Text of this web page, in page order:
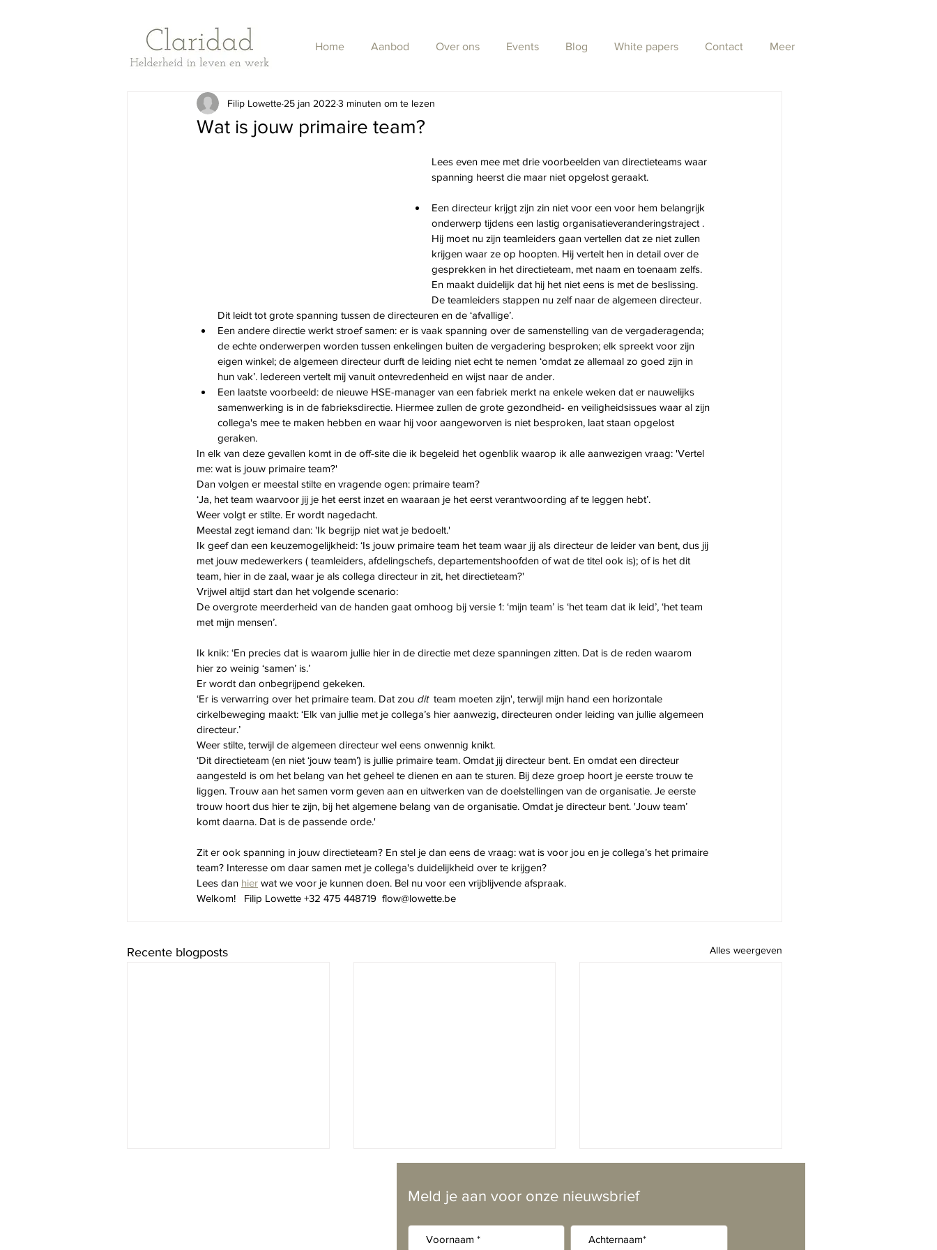
Home Aanbod Over ons Events Blog White papers Contact Meer
Wat is jouw primaire team?
Filip Lowette 25 jan 2022 3 minuten om te lezen
Lees even mee met drie voorbeelden van directieteams waar
spanning heerst die maar niet opgelost geraakt.
Een directeur krijgt zijn zin niet voor een voor hem belangrijk
onderwerp tijdens een lastig organisatieveranderingstraject .
Hij moet nu zijn teamleiders gaan vertellen dat ze niet zullen
krijgen waar ze op hoopten. Hij vertelt hen in detail over de
gesprekken in het directieteam, met naam en toenaam zelfs.
En maakt duidelijk dat hij het niet eens is met de beslissing.
De teamleiders stappen nu zelf naar de algemeen directeur.
Dit leidt tot grote spanning tussen de directeuren en de ‘afvallige’.
Een andere directie werkt stroef samen: er is vaak spanning over de samenstelling van de vergaderagenda;
de echte onderwerpen worden tussen enkelingen buiten de vergadering besproken; elk spreekt voor zijn
eigen winkel; de algemeen directeur durft de leiding niet echt te nemen ‘omdat ze allemaal zo goed zijn in
hun vak’. Iedereen vertelt mij vanuit ontevredenheid en wijst naar de ander.
Een laatste voorbeeld: de nieuwe HSE-manager van een fabriek merkt na enkele weken dat er nauwelijks
samenwerking is in de fabrieksdirectie. Hiermee zullen de grote gezondheid- en veiligheidsissues waar al zijn
collega's mee te maken hebben en waar hij voor aangeworven is niet besproken, laat staan opgelost
geraken.
In elk van deze gevallen komt in de off-site die ik begeleid het ogenblik waarop ik alle aanwezigen vraag: 'Vertel
me: wat is jouw primaire team?'
Dan volgen er meestal stilte en vragende ogen: primaire team?
‘Ja, het team waarvoor jij je het eerst inzet en waaraan je het eerst verantwoording af te leggen hebt’.
Weer volgt er stilte. Er wordt nagedacht.
Meestal zegt iemand dan: 'Ik begrijp niet wat je bedoelt.'
Ik geef dan een keuzemogelijkheid: ‘Is jouw primaire team het team waar jij als directeur de leider van bent, dus jij
met jouw medewerkers ( teamleiders, afdelingschefs, departementshoofden of wat de titel ook is); of is het dit
team, hier in de zaal, waar je als collega directeur in zit, het directieteam?'
Vrijwel altijd start dan het volgende scenario:
De overgrote meerderheid van de handen gaat omhoog bij versie 1: ‘mijn team’ is ‘het team dat ik leid’, ‘het team
met mijn mensen’.
Ik knik: ‘En precies dat is waarom jullie hier in de directie met deze spanningen zitten. Dat is de reden waarom
hier zo weinig ‘samen’ is.’
Er wordt dan onbegrijpend gekeken.
‘Er is verwarring over het primaire team. Dat zou dit
  team moeten zijn', terwijl mijn hand een horizontale
cirkelbeweging maakt: ‘Elk van jullie met je collega’s hier aanwezig, directeuren onder leiding van jullie algemeen
directeur.’
Weer stilte, terwijl de algemeen directeur wel eens onwennig knikt.
‘Dit directieteam (en niet ‘jouw team’) is jullie primaire team. Omdat jij directeur bent. En omdat een directeur
aangesteld is om het belang van het geheel te dienen en aan te sturen. Bij deze groep hoort je eerste trouw te
liggen. Trouw aan het samen vorm geven aan en uitwerken van de doelstellingen van de organisatie. Je eerste
trouw hoort dus hier te zijn, bij het algemene belang van de organisatie. Omdat je directeur bent. 'Jouw team’
komt daarna. Dat is de passende orde.'
Zit er ook spanning in jouw directieteam? En stel je dan eens de vraag: wat is voor jou en je collega’s het primaire
team? Interesse om daar samen met je collega's duidelijkheid over te krijgen?
Lees dan hier wat we voor je kunnen doen. Bel nu voor een vrijblijvende afspraak.
Welkom!   Filip Lowette +32 475 448719  flow@lowette.be
Recente blogposts Alles weergeven
Meld je aan voor onze nieuwsbrief